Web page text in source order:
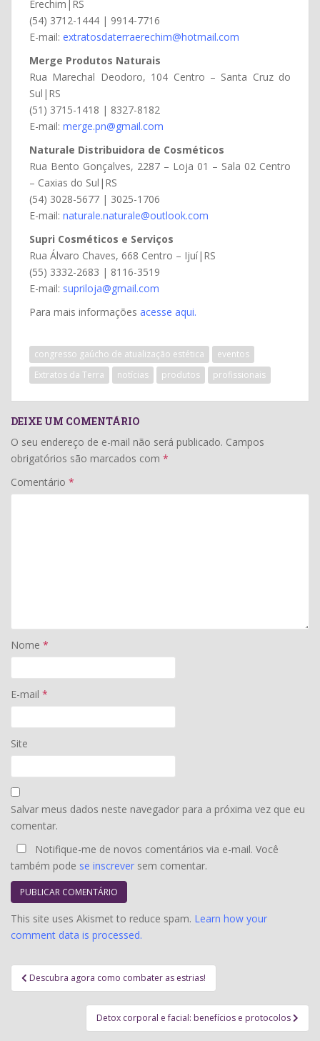
Erechim|RS
(54) 3712-1444 | 9914-7716
E-mail: extratosdaterraerechim@hotmail.com
Merge Produtos Naturais
Rua Marechal Deodoro, 104 Centro – Santa Cruz do
Sul|RS
(51) 3715-1418 | 8327-8182
E-mail: merge.pn@gmail.com
Naturale Distribuidora de Cosméticos
Rua Bento Gonçalves, 2287 – Loja 01 – Sala 02 Centro
– Caxias do Sul|RS
(54) 3028-5677 | 3025-1706
E-mail: naturale.naturale@outlook.com
Supri Cosméticos e Serviços
Rua Álvaro Chaves, 668 Centro – Ijuí|RS
(55) 3332-2683 | 8116-3519
E-mail: supriloja@gmail.com
Para mais informações acesse aqui.
congresso gaúcho de atualização estética
eventos
Extratos da Terra
notícias produtos profissionais
DEIXE UM COMENTÁRIO
O seu endereço de e-mail não será publicado. Campos
obrigatórios são marcados com *
Comentário *
Nome *
E-mail *
Site
Salvar meus dados neste navegador para a próxima vez que eu
comentar.
Notifique-me de novos comentários via e-mail. Você
também pode se inscrever sem comentar.
This site uses Akismet to reduce spam. Learn how your
comment data is processed.
Navegação
de
Descubra agora como combater as estrias!
Detox corporal e facial: benefícios e protocolos